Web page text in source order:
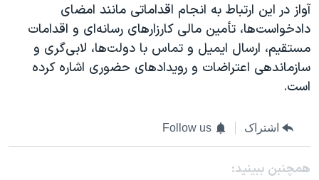
آواز در این ارتباط به انجام اقداماتی مانند امضای
دادخواست‌ها، تأمین مالی کارزارهای رسانه‌ای و اقدامات
مستقیم، ارسال ایمیل و تماس با دولت‌ها، لابی‌گری و
سازماندهی اعتراضات و رویدادهای حضوری اشاره کرده
است.
اشتراک Follow us
همچنبن ببینید: